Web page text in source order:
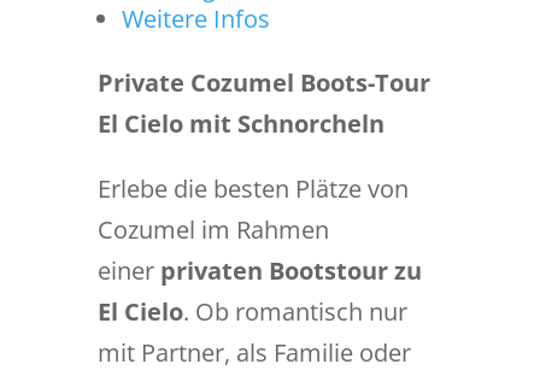
Weitere Infos
Private Cozumel Boots-Tour
El Cielo mit Schnorcheln
Erlebe die besten Plätze von
Cozumel im Rahmen
einer privaten Bootstour zu
El Cielo. Ob romantisch nur
mit Partner, als Familie oder